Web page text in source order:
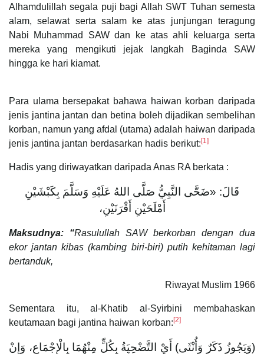
Alhamdulillah segala puji bagi Allah SWT Tuhan semesta
alam, selawat serta salam ke atas junjungan teragung
Nabi Muhammad SAW dan ke atas ahli keluarga serta
mereka yang mengikuti jejak langkah Baginda SAW
hingga ke hari kiamat.
Para ulama bersepakat bahawa haiwan korban daripada
jenis jantina jantan dan betina boleh dijadikan sembelihan
korban, namun yang afdal (utama) adalah haiwan daripada
jenis jantina jantan berdasarkan hadis berikut:[1]
Hadis yang diriwayatkan daripada Anas RA berkata :
قَالَ: «ضَحَّى النَّبِيُّ صَلَّى اللهُ عَلَيْهِ وَسَلَّمَ بِكَبْشَيْنِ
أَمْلَحَيْنِ أَقْرَنَيْنِ،
Maksudnya: “Rasulullah SAW berkorban dengan dua
ekor jantan kibas (kambing biri-biri) putih kehitaman lagi
bertanduk,
Riwayat Muslim 1966
Sementara itu, al-Khatib al-Syirbini membahaskan
keutamaan bagi jantina haiwan korban:[2]
(وَيَجُوزُ ذَكَرٌ وَأُنْثَى) أَيْ التَّضْحِيَةُ بِكُلٍّ مِنْهُمَا بِالْإِجْمَاعِ، وَإِنْ